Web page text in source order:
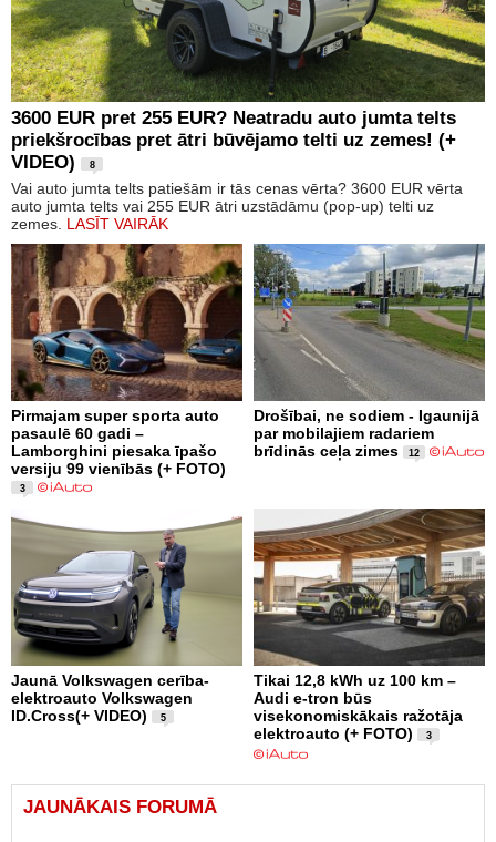
3600 EUR pret 255 EUR? Neatradu auto jumta telts
priekšrocības pret ātri būvējamo telti uz zemes! (+
VIDEO)
8
Vai auto jumta telts patiešām ir tās cenas vērta? 3600 EUR vērta
auto jumta telts vai 255 EUR ātri uzstādāmu (pop-up) telti uz
zemes. LASĪT VAIRĀK
Pirmajam super sporta auto
pasaulē 60 gadi –
Lamborghini piesaka īpašo
versiju 99 vienībās (+ FOTO)
3
Drošībai, ne sodiem - Igaunijā
par mobilajiem radariem
brīdinās ceļa zimes
12
Jaunā Volkswagen cerība-
elektroauto Volkswagen
ID.Cross(+ VIDEO)
5
Tikai 12,8 kWh uz 100 km –
Audi e-tron būs
visekonomiskākais ražotāja
elektroauto (+ FOTO)
3
JAUNĀKAIS FORUMĀ